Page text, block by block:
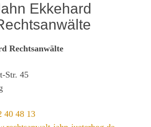
Ekkehard
Rechtsanwälte
Str. 45
40 48 13